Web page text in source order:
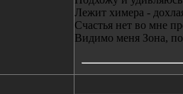
Лежит химера -
Счастья нет во мне
Видимо меня Зона,